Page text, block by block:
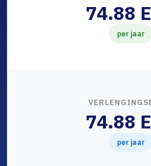
74.88
per jaar
74.88
per jaar